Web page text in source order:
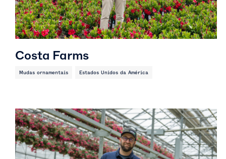
Costa Farms
Mudas ornamentais Estados Unidos da América